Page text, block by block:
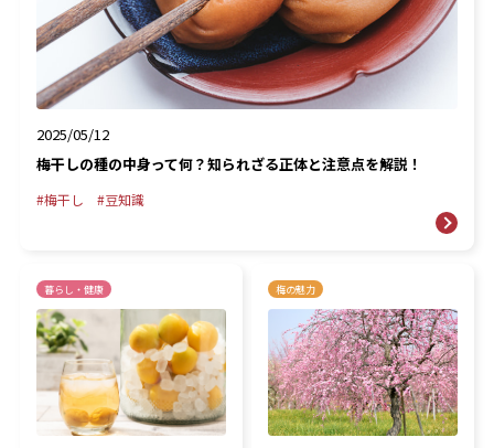
2025/05/12
梅干しの種の中身って何？知られざる正体と注意点を解説！
梅干し 豆知識
暮らし・健康 梅の魅力